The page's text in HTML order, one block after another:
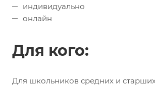
индивидуально
онлайн
Для кого:
Для школьников средних и